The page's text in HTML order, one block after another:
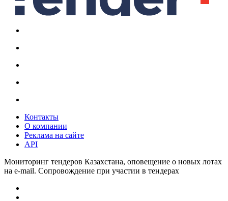
Контакты
О компании
Реклама на сайте
API
Мониторинг тендеров Казахстана, оповещение о новых лотах
на e-mail. Сопровождение при участии в тендерах